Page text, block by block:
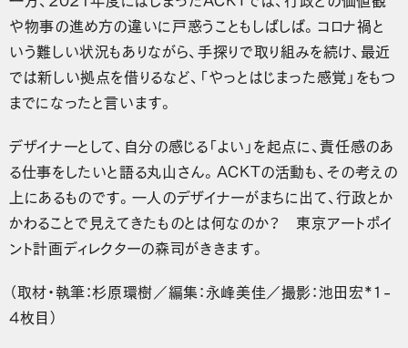
や物事の進め方の違いに戸惑うこともしばしば。コロナ禍と
いう難しい状況もありながら、手探りで取り組みを続け、最近
では新しい拠点を借りるなど、「やっとはじまった感覚」をもつ
までになったと言います。
デザイナーとして、自分の感じる「よい」を起点に、責任感のあ
る仕事をしたいと語る丸山さん。ACKTの活動も、その考えの
上にあるものです。一人のデザイナーがまちに出て、行政とか
かわることで見えてきたものとは何なのか？ 東京アートポイ
ント計画ディレクターの森司がききます。
（取材・執筆：杉原環樹／編集：永峰美佳／撮影：池田宏*1-
4枚目）